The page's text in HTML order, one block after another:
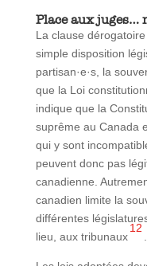
Place aux juges…
La clause
simple disposition
partisan·e·s, la
que la Loi
indique que la
suprême au Canada
qui y sont
peuvent donc pas
canadienne.
canadien limite la
différentes
lieu, aux tribunaux
12